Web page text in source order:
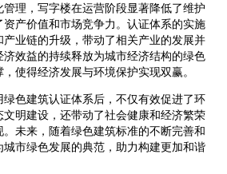
理，写字楼在运营阶段显著降低了维护
产价值和市场竞争力。认证体系的实施
业链的升级，带动了相关产业的发展并
效益的持续释放为城市经济结构的绿色
使得经济发展与环境保护实现双赢。
色建筑认证体系后，不仅有效促进了环
明建设，还带动了社会健康和经济繁荣
未来，随着绿色建筑标准的不断完善和
市绿色发展的典范，助力构建更加和谐